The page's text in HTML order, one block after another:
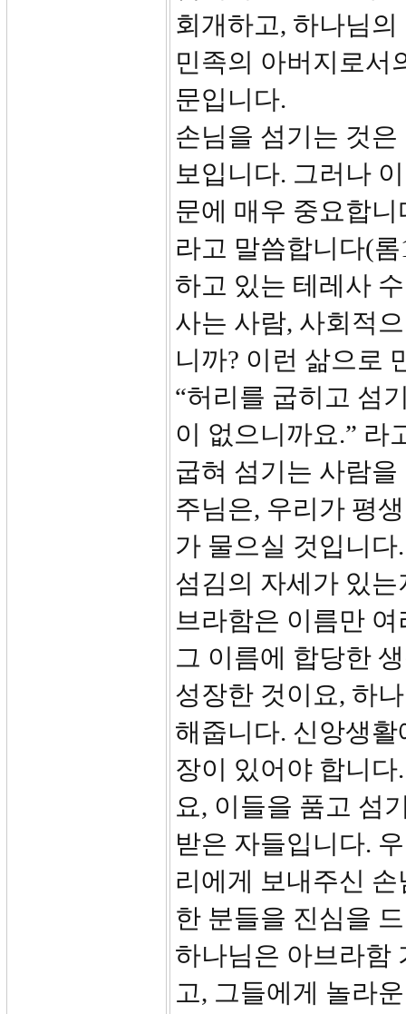
회개하고, 하나님
민족의 아버지로서
문입니다.
손님을 섬기는 것
보입니다. 그러나
문에 매우 중요합
라고 말씀합니다(
하고 있는 테레사
사는 사람, 사회적
니까? 이런 삶으로
“허리를 굽히고 섬
이 없으니까요.” 라
굽혀 섬기는 사람
주님은, 우리가 평
가 물으실 것입니
섬김의 자세가 있
브라함은 이름만
그 이름에 합당한
성장한 것이요, 하
해줍니다. 신앙생
장이 있어야 합니
요, 이들을 품고 섬
받은 자들입니다.
리에게 보내주신
한 분들을 진심을
하나님은 아브라함
고, 그들에게 놀라